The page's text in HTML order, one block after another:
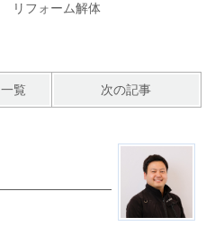
リフォーム解体
一覧 次の記事